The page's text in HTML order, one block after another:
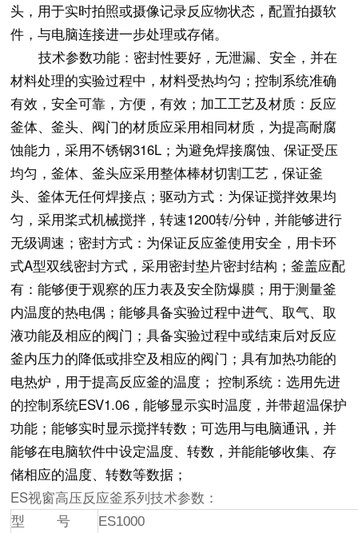
头，用于实时拍照或摄像记录反应物状态，配置拍摄软
件，与电脑连接进一步处理或存储。
技术参数功能：密封性要好，无泄漏、安全，并在
材料处理的实验过程中，材料受热均匀；控制系统准确
有效，安全可靠，方便，有效；加工工艺及材质：反应
釜体、釜头、阀门的材质应采用相同材质，为提高耐腐
蚀能力，采用不锈钢316L；为避免焊接腐蚀、保证受压
均匀，釜体、釜头应采用整体棒材切割工艺，保证釜
头、釜体无任何焊接点；驱动方式：为保证搅拌效果均
匀，采用桨式机械搅拌，转速1200转/分钟，并能够进行
无级调速；密封方式：为保证反应釜使用安全，用卡环
式A型双线密封方式，采用密封垫片密封结构；釜盖应配
有：能够便于观察的压力表及安全防爆膜；用于测量釜
内温度的热电偶；能够具备实验过程中进气、取气、取
液功能及相应的阀门；具备实验过程中或结束后对反应
釜内压力的降低或排空及相应的阀门；具有加热功能的
电热炉，用于提高反应釜的温度； 控制系统：选用先进
的控制系统ESV1.06，能够显示实时温度，并带超温保护
功能；能够实时显示搅拌转数；可选用与电脑通讯，并
能够在电脑软件中设定温度、转数，并能能够收集、存
储相应的温度、转数等数据；
ES视窗高压反应釜系列技术参数：
型 号
ES1000